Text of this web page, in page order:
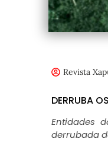
Revista
DERRUBA
Entidades
derrubada